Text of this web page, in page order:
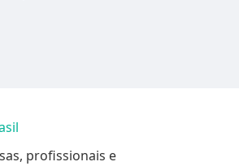
profissionais e